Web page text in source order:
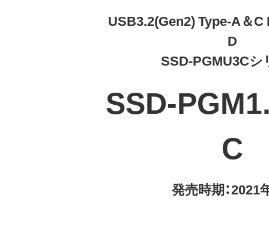
USB3.2(Gen2) Type-A＆
D
SSD-PGMU3Cシ
SSD-
C
発売時期：2021